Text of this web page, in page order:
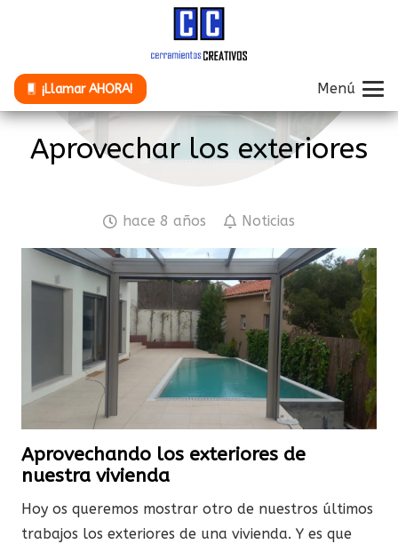
¡Llamar AHORA! Menú
Aprovechar los exteriores
hace 8 años Noticias
Aprovechando los exteriores de
nuestra vivienda
Hoy os queremos mostrar otro de nuestros últimos
trabajos los exteriores de una vivienda. Y es que